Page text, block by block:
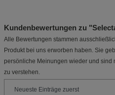
Kundenbewertungen zu
Alle Bewertungen stammen
Produkt bei uns erworben haben. Sie
persönliche Meinungen wieder und sind
zu verstehen.